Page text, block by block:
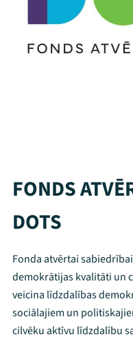
FONDS
DOTS
Fonda atvērtai
demokrātijas kvalitāti un
veicina līdzdalības
sociālajiem un
cilvēku aktīvu līdzdalību